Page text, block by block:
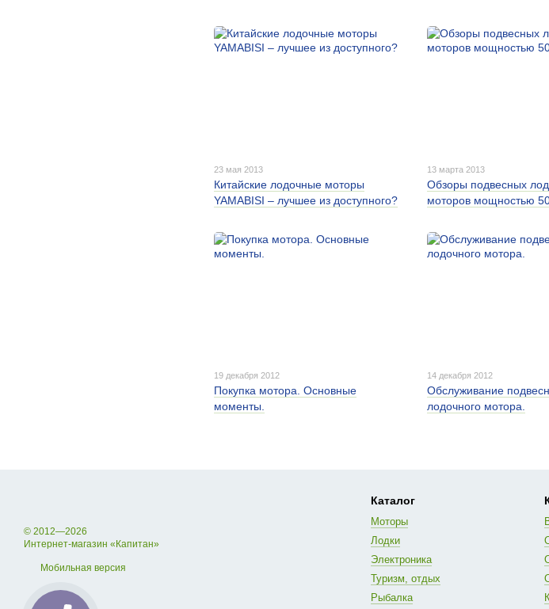
23 мая 2013
Китайские лодочные моторы
YAMABISI – лучшее из доступного?
13 марта 2013
Обзоры подвесных
моторов мощностью
19 декабря 2012
Покупка мотора. Основные
моменты.
14 декабря 2012
Обслуживание
лодочного мотора.
© 2012—2026
Интернет-магазин «Капитан»
Мобильная версия
Каталог
Моторы
Лодки
Электроника
Туризм, отдых
Рыбалка